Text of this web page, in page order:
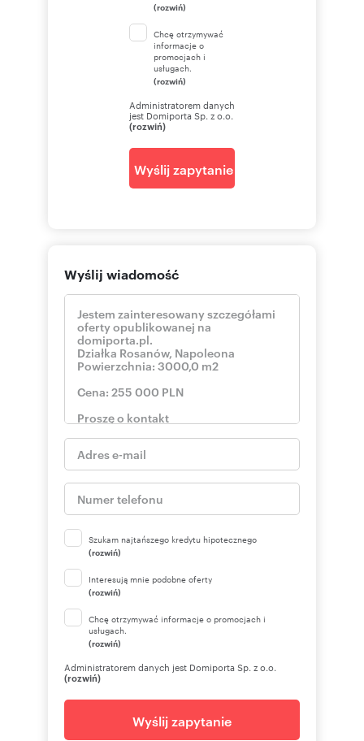
(rozwiń)
Chcę otrzymywać
informacje o
promocjach i
usługach.
(rozwiń)
Administratorem danych
jest Domiporta Sp. z o.o.
(rozwiń)
Wyślij zapytanie
Wyślij wiadomość
Szukam najtańszego kredytu hipotecznego
(rozwiń)
Interesują mnie podobne oferty
(rozwiń)
Chcę otrzymywać informacje o promocjach i
usługach.
(rozwiń)
Administratorem danych jest Domiporta Sp. z o.o.
(rozwiń)
Wyślij zapytanie